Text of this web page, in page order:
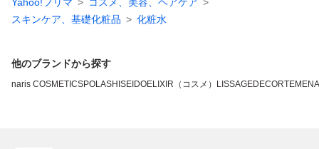
Yahoo!フリマ
コスメ、美容、ヘアケア
スキンケア、基礎化粧品
化粧水
他のブランドから探す
naris COSMETICSPOLASHISEIDOELIXIR（コスメ） LISSAGEDECORTE